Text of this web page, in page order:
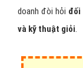
doanh đòi hỏi đối
và kỹ thuật giỏi.